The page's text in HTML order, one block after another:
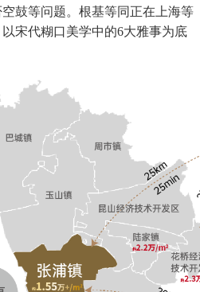
鼓等问题。根基等同正在上海等
宋代糊口美学中的6大雅事为底